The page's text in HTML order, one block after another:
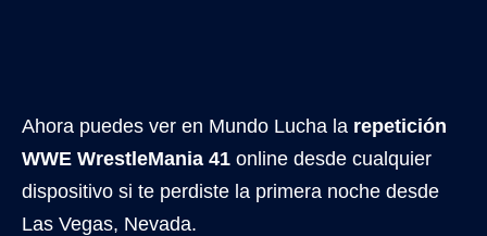
Ahora puedes ver en Mundo Lucha la repetición
WWE WrestleMania 41 online desde cualquier
dispositivo si te perdiste la primera noche desde
Las Vegas, Nevada.